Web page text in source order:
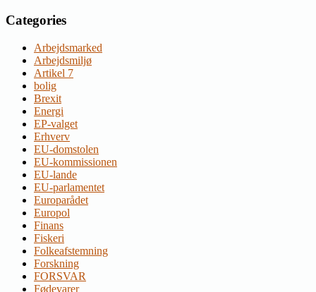
Categories
Arbejdsmarked
Arbejdsmiljø
Artikel 7
bolig
Brexit
Energi
EP-valget
Erhverv
EU-domstolen
EU-kommissionen
EU-lande
EU-parlamentet
Europarådet
Europol
Finans
Fiskeri
Folkeafstemning
Forskning
FORSVAR
Fødevarer